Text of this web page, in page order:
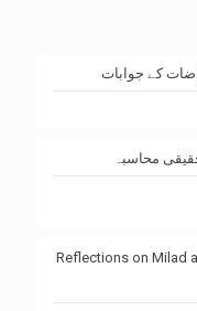
کے جوابات
محاسبہ
Reflections on Milad